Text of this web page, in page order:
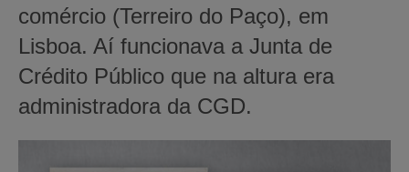
comércio (Terreiro do Paço), em
Lisboa. Aí funcionava a Junta de
Crédito Público que na altura era
administradora da CGD.